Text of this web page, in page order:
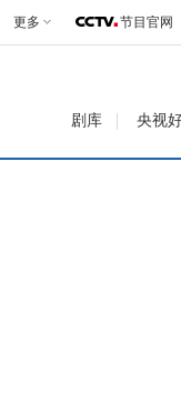
更多 节目官网
剧库 央视